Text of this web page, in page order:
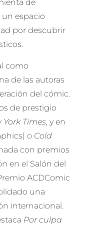
de
un espacio
por descubrir
como
de las autoras
del cómic.
de prestigio
York Times , y en
o Cold
con premios
en el Salón del
ACDComic
una
internacional.
Por culpa